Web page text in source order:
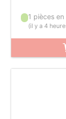
1 pièces
(il y a 4